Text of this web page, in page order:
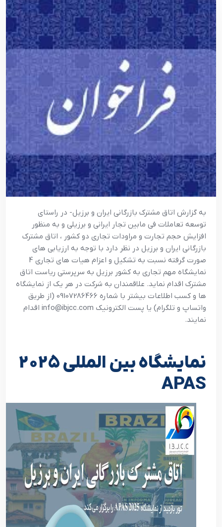
به گزارش اتاق مشترک بازرگانی ایران و برزیل- در راستای
توسعه تعاملات فی مابین تجار ایرانی و برزیلی و به منظور
افزایش حجم تجارت و مراودات تجاری دو کشور ، اتاق مشترک
بازرگانی ایران و برزیل در نظر دارد با توجه به ارزیابی های
صورت گرفته نسبت به تشکیل و اعزام هیات های تجاری 4
نمایشگاه مهم تجاری به کشور برزیل به سرپرستی ریاست اتاق
مشترک اقدام نماید. علاقمندان به شرکت در هر یک از نمایشگاه
ها و کسب اطلاعات بیشتر با شماره 09107286466 (از طریق
واتساپ و تلگرام) یا پست الکترونیک info@ibjcc.com اقدام
نمایند.
نمایشگاه بین المللی 2025
APAS